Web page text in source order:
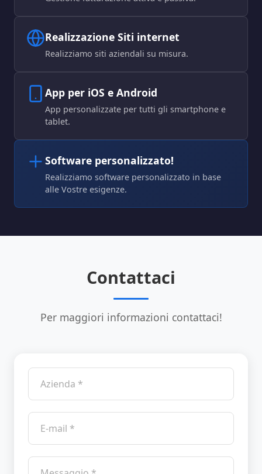
Realizzazione Siti internet
Realizziamo siti aziendali su misura.
App per iOS e Android
App personalizzate per tutti gli smartphone e
tablet.
Software personalizzato!
Realizziamo software personalizzato in base
alle Vostre esigenze.
Contattaci
Per maggiori informazioni contattaci!
Azienda
Email
Messaggio